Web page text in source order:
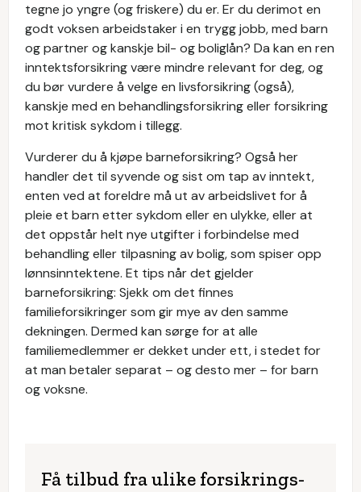
tegne jo yngre (og friskere) du er. Er du derimot en
godt voksen arbeidstaker i en trygg jobb, med barn
og partner og kanskje bil- og boliglån? Da kan en ren
inntektsforsikring være mindre relevant for deg, og
du bør vurdere å velge en livsforsikring (også),
kanskje med en behandlingsforsikring eller forsikring
mot kritisk sykdom i tillegg.
Vurderer du å kjøpe barneforsikring? Også her
handler det til syvende og sist om tap av inntekt,
enten ved at foreldre må ut av arbeidslivet for å
pleie et barn etter sykdom eller en ulykke, eller at
det oppstår helt nye utgifter i forbindelse med
behandling eller tilpasning av bolig, som spiser opp
lønnsinntektene. Et tips når det gjelder
barneforsikring: Sjekk om det finnes
familieforsikringer som gir mye av den samme
dekningen. Dermed kan sørge for at alle
familiemedlemmer er dekket under ett, i stedet for
at man betaler separat – og desto mer – for barn
og voksne.
Få tilbud fra ulike forsikrings­